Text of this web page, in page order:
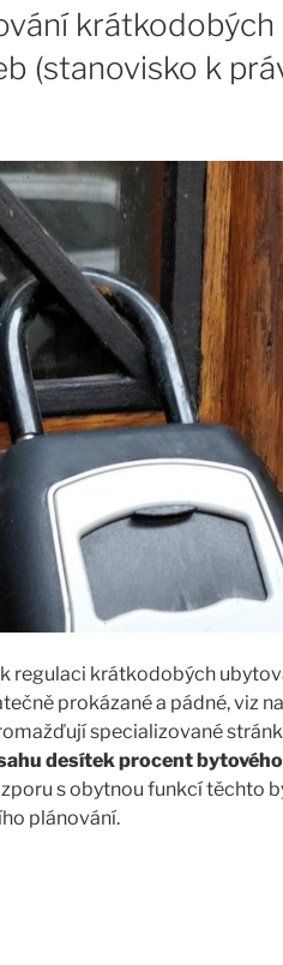
krátkodobých
(stanovisko k
regulaci krátkodobých
prokázané a pádné, viz
specializované
desítek procent bytového
s obytnou funkcí těchto
plánování.